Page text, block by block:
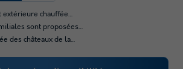
extérieure chauffée…
sont proposées…
des châteaux de la…